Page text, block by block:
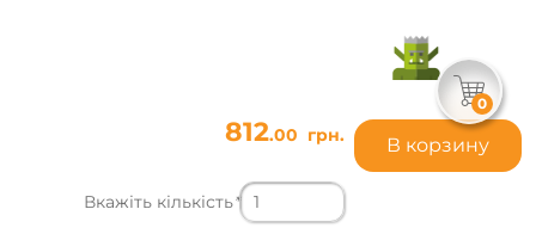
812.00 грн.
Вкажіть кількість*
В корзину
0